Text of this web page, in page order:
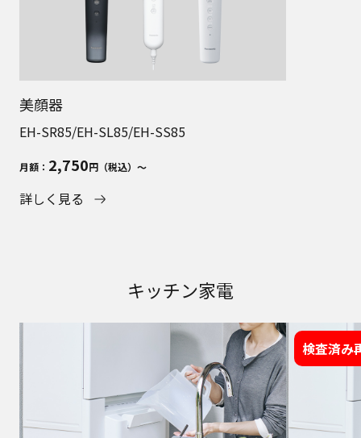
美顔器
EH-SR85/EH-SL85/EH-SS85
月額： 2,750円（税込）～
詳しく見る
キッチン家電
検査済み